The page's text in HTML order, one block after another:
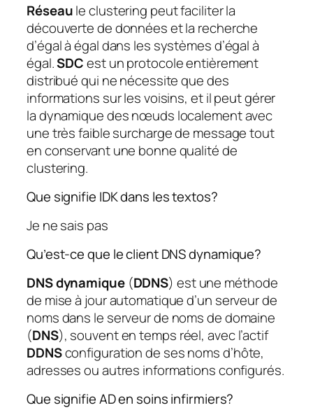
Réseaule clustering peut faciliter la
découverte de données et la recherche
d’égal à égal dans les systèmes d’égal à
égal.SDCest un protocole entièrement
distribué qui ne nécessite que des
informations sur les voisins, et il peut gérer
la dynamique des nœuds localement avec
une très faible surcharge de message tout
en conservant une bonne qualité de
clustering.
Que signifie IDK dans les textos?
Je ne sais pas
Qu’est-ce que le client DNS dynamique?
DNS dynamique(DDNS) est une méthode
de mise à jour automatique d’un serveur de
noms dans le serveur de noms de domaine
(DNS), souvent en temps réel, avec l’actif
DDNSconfiguration de ses noms d’hôte,
adresses ou autres informations configurés.
Que signifie AD en soins infirmiers?